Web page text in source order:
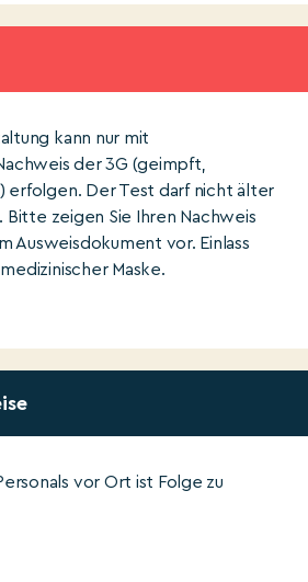
kann nur mit
der 3G (geimpft,
erfolgen. Der Test darf nicht älter
Bitte zeigen Sie Ihren Nachweis
Ausweisdokument vor. Einlass
Maske.
vor Ort ist Folge zu